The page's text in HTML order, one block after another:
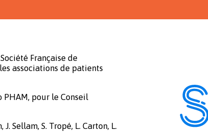
Française de
associations de patients
PHAM, pour le Conseil
J. Sellam, S. Tropé, L. Carton, L.